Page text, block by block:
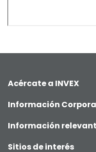
Acércate a INVEX
Información
Información
Sitios de interés